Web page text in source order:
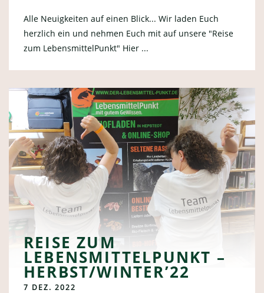
Alle Neuigkeiten auf einen Blick... Wir laden Euch
herzlich ein und nehmen Euch mit auf unsere "Reise
zum LebensmittelPunkt" Hier ...
REISE ZUM
LEBENSMITTELPUNKT –
HERBST/WINTER’22
7 DEZ. 2022